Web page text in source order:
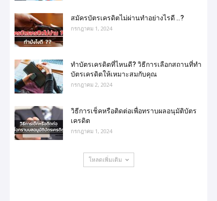
สมัครบัตรเครดิตไม่ผ่านทำอย่างไรดี ..?
กรกฎาคม 1, 2024
ทําบัตรเครดิตที่ไหนดี? วิธีการเลือกสถานที่ทำ
บัตรเครดิตให้เหมาะสมกับคุณ
กรกฎาคม 2, 2024
วิธีการเช็คหรือติดต่อเพื่อทราบผลอนุมัติบัตร
เครดิต
กรกฎาคม 1, 2024
โหลดเพิ่มเติม